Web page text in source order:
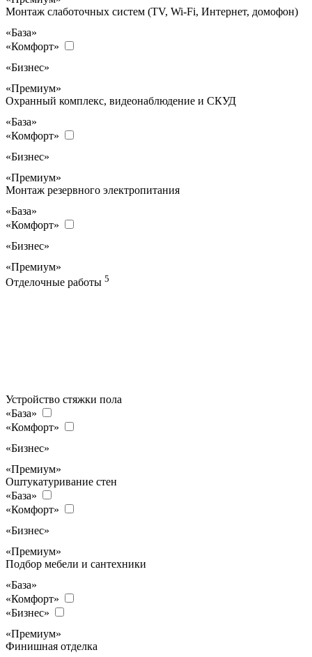
Монтаж слаботочных систем (TV, Wi-Fi, Интернет, домофон)
«База»
«Комфорт»
«Бизнес»
«Премиум»
Охранный комплекс, видеонаблюдение и СКУД
«База»
«Комфорт»
«Бизнес»
«Премиум»
Монтаж резервного электропитания
«База»
«Комфорт»
«Бизнес»
«Премиум»
Отделочные работы 5
Устройство стяжки пола
«База»
«Комфорт»
«Бизнес»
«Премиум»
Оштукатуривание стен
«База»
«Комфорт»
«Бизнес»
«Премиум»
Подбор мебели и сантехники
«База»
«Комфорт»
«Бизнес»
«Премиум»
Финишная отделка